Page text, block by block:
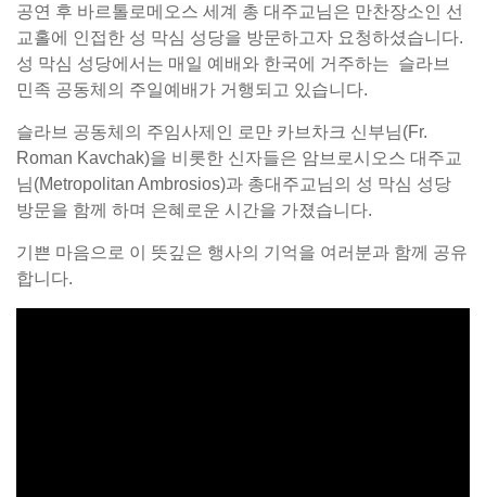
공연 후 바르톨로메오스 세계 총 대주교님은 만찬장소인 선
교홀에 인접한 성 막심 성당을 방문하고자 요청하셨습니다.
성 막심 성당에서는 매일 예배와 한국에 거주하는 슬라브
민족 공동체의 주일예배가 거행되고 있습니다.
슬라브 공동체의 주임사제인 로만 카브차크 신부님(Fr.
Roman Kavchak)을 비롯한 신자들은 암브로시오스 대주교
님(Metropolitan Ambrosios)과 총대주교님의 성 막심 성당
방문을 함께 하며 은혜로운 시간을 가졌습니다.
기쁜 마음으로 이 뜻깊은 행사의 기억을 여러분과 함께 공유
합니다.